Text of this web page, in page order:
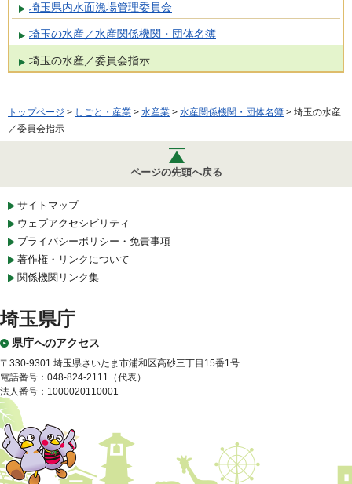
埼玉県内水面漁場管理委員会
埼玉の水産／水産関係機関・団体名簿
埼玉の水産／委員会指示
トップページ > しごと・産業 > 水産業 > 水産関係機関・団体名簿 > 埼玉の水産
／委員会指示
ページの先頭へ戻る
サイトマップ
ウェブアクセシビリティ
プライバシーポリシー・免責事項
著作権・リンクについて
関係機関リンク集
埼玉県庁
県庁へのアクセス
〒330-9301 埼玉県さいたま市浦和区高砂三丁目15番1号
電話番号：048-824-2111（代表）
法人番号：1000020110001